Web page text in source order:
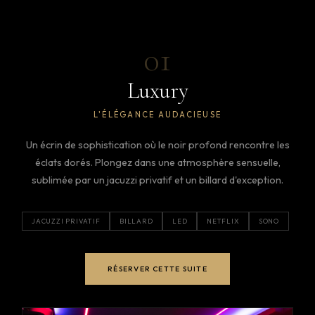
01
Luxury
L'ÉLÉGANCE AUDACIEUSE
Un écrin de sophistication où le noir profond rencontre les
éclats dorés. Plongez dans une atmosphère sensuelle,
sublimée par un jacuzzi privatif et un billard d'exception.
JACUZZI PRIVATIF BILLARD LED NETFLIX SONO
RÉSERVER CETTE SUITE